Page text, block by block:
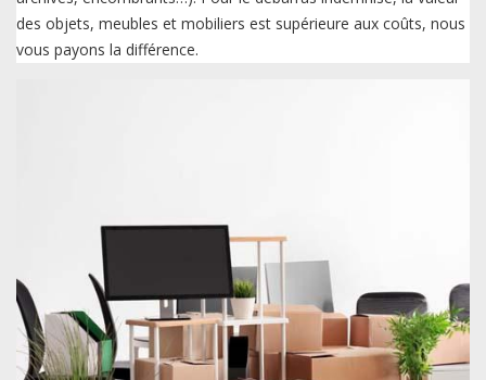
des objets, meubles et mobiliers est supérieure aux coûts, nous
vous payons la différence.